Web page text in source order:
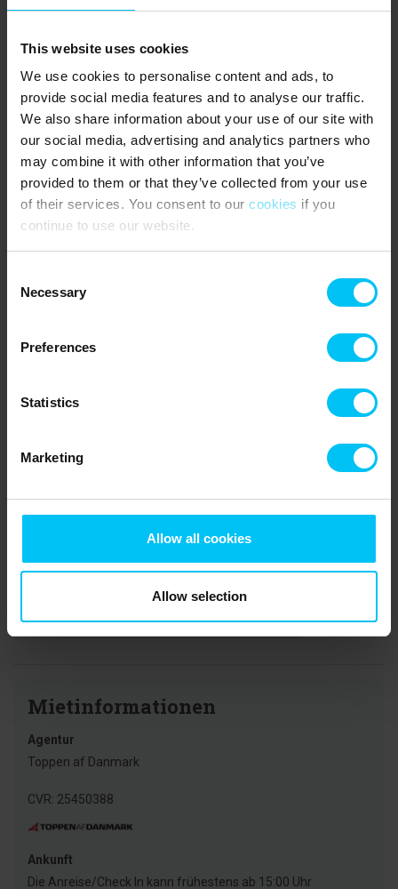
This website uses cookies
We use cookies to personalise content and ads, to
provide social media features and to analyse our traffic.
We also share information about your use of our site with
our social media, advertising and analytics partners who
may combine it with other information that you’ve
provided to them or that they’ve collected from your use
of their services. You consent to our cookies if you
continue to use our website.
Selection
Necessary
Preferences
Statistics
Marketing
Allow all cookies
Allow selection
SEHENSWÜRDIGKEITEN:
Nur einen kurzen Spaziergang vom Ferienhaus entfernt finden Sie
“Farm Fun”, einen der größten Spielplätze Nordjütlands für kleine
und große Kinder. Wenn Sie einen Ausflug machen möchten, gibt
es auch viele Möglichkeiten in der Umgebung. Besuchen Sie das
Adlerreservat in Tversted, wo Sie mehr über die großen Greifvögel
aus nächster Nähe erfahren und erleben können. Das Nordsee-
befindet sich in Kandestederne auf dem Weg nach Skagen.
Denken Sie auch daran einen Ausflug zum Grenen zu machen,
5,0
Grete With Søderberg
Juli 2026
Schönes Haus, ruhige Lage und herrlicher
Strand
Übersetzt durch KI -
Mietinformationen
Agentur
Toppen af Danmark
CVR: 25450388
Ankunft
Die Anreise/Check In kann frühestens ab 15:00 Uhr